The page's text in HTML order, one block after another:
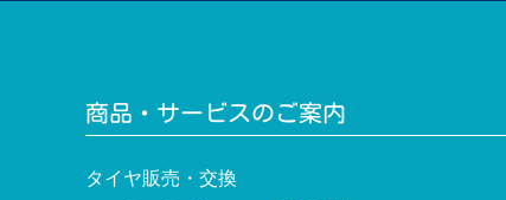
ョ
ン
商品・サービスのご案内
タイヤ販売・交換